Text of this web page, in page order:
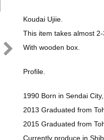
Koudai Ujiie.
This item takes almost
With wooden box.
Profile.
1990 Born in Sendai
2013 Graduated from
2015 Graduated from
Currently produce in